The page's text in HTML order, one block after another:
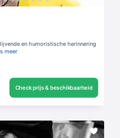
en humoristische herinnering
meer
Check prijs & beschikbaarheid